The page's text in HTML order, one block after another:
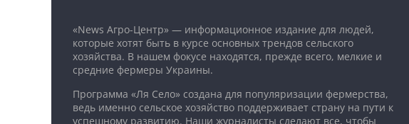
«News Агро-Центр» — информационное издание для людей,
которые хотят быть в курсе основных трендов сельского
хозяйства. В нашем фокусе находятся, прежде всего, мелкие и
средние фермеры Украины.
Программа «Ля Село» создана для популяризации фермерства,
ведь именно сельское хозяйство поддерживает страну на пути к
успешному развитию. Наши журналисты сделают все, чтобы